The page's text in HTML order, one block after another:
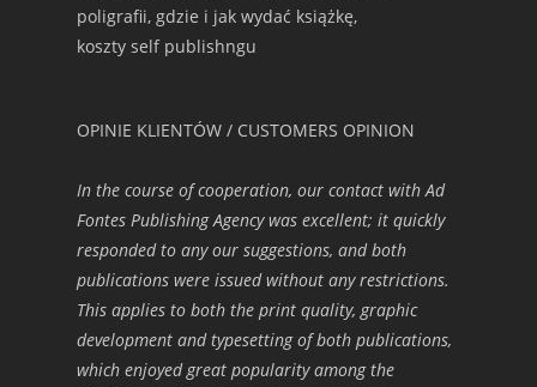
poligrafii, gdzie i jak wydać książkę,
koszty self publishngu
OPINIE KLIENTÓW / CUSTOMERS OPINION
In the course of cooperation, our contact with Ad
Fontes Publishing Agency was excellent; it quickly
responded to any our suggestions, and both
publications were issued without any restrictions.
This applies to both the print quality, graphic
development and typesetting of both publications,
which enjoyed great popularity among the